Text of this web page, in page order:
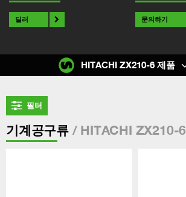
딜러 문의하기
필터
기계공구류/ HITACHI ZX210-6
HITACHI ZX210-6 제품